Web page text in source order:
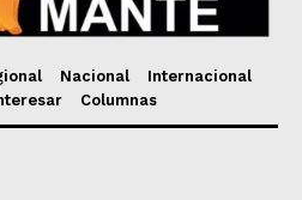
Nacional
Internacional
Columnas